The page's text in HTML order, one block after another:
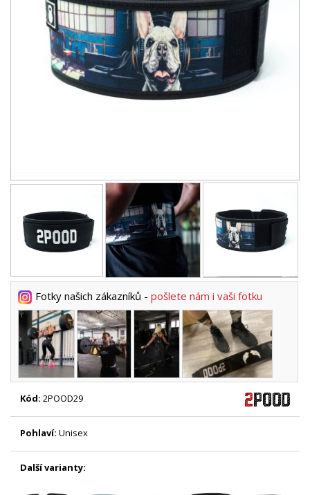
Fotky našich zákazníků - pošlete nám i vaši fotku
Kód: 2POOD29
Pohlaví: Unisex
Další varianty: